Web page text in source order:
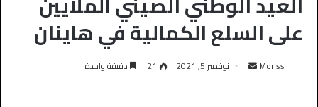
على السلع الكمالية في هاينان
Moriss نوفمبر 5, 2021 21 دقيقة واحدة